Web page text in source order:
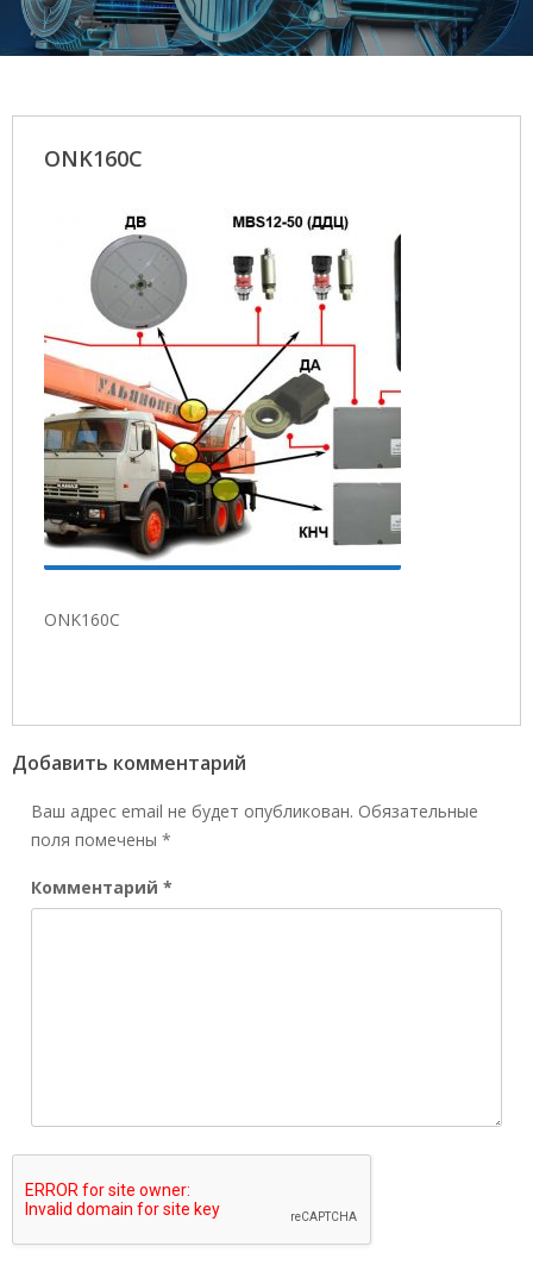
ONK160C
ONK160C
Добавить комментарий
Ваш адрес email не будет опубликован. Обязательные
поля помечены *
Комментарий *